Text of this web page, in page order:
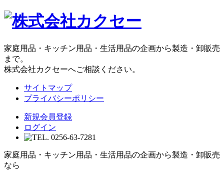
家庭用品・キッチン用品・生活用品の企画から製造・卸販売
まで。
株式会社カクセーへご相談ください。
サイトマップ
プライバシーポリシー
新規会員登録
ログイン
家庭用品・キッチン用品・生活用品の企画から製造・卸販売
なら